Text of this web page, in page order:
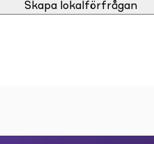
Skapa lokalförfrågan